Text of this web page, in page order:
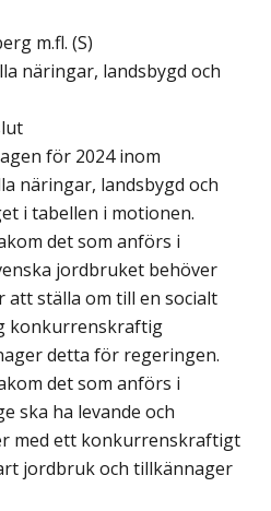
m.fl. (S)
näringar, landsbygd och
för 2024 inom
näringar, landsbygd och
i tabellen i motionen.
det som anförs i
jordbruket behöver
ställa om till en socialt
konkurrenskraftig
detta för regeringen.
det som anförs i
ska ha levande och
med ett konkurrenskraftigt
jordbruk och tillkännager